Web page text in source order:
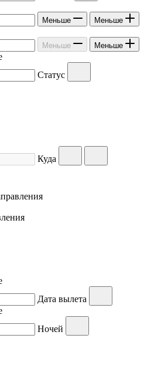
Меньше Меньше
Меньше Меньше
Статус
Куда
Дата вылета
Ночей